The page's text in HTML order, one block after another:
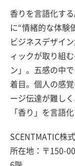
香りを言語化す
に“情緒的な体験
ビジネスデザイ
ィックが取り組
ン」。五感の中
着目。個人の感
ージ伝達が難し
「香り」を言語
SCENTMATIC株
所在地：〒150-